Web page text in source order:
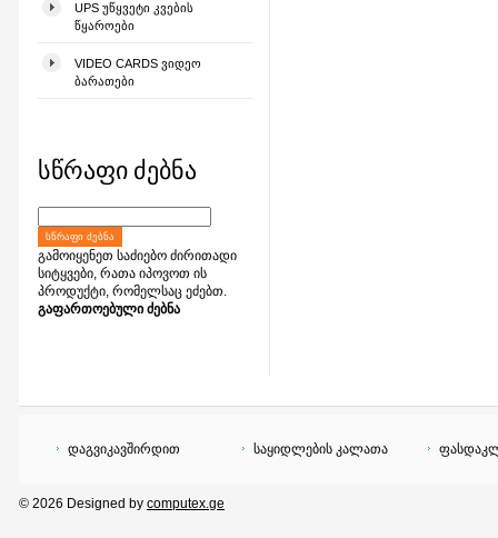
UPS ᲣᲬᲧᲕᲔᲢᲘ ᲙᲕᲔᲑᲘᲡ
ᲬᲧᲐᲠᲝᲔᲑᲘ
VIDEO CARDS ᲕᲘᲓᲔᲝ
ᲑᲐᲠᲐᲗᲔᲑᲘ
სწრაფი ძებნა
ᲡᲬᲠᲐᲤᲘ ᲫᲔᲑᲜᲐ
გამოიყენეთ საძიებო ძირითადი
სიტყვები, რათა იპოვოთ ის
პროდუქტი, რომელსაც ეძებთ.
გაფართოებული ძებნა
დაგვიკავშირდით საყიდლების კალათა
© 2026 Designed by computex.ge